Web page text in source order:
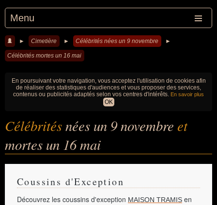
Menu
► Cimetière ► Célébrités nées un 9 novembre ►
Célébrités mortes un 16 mai
En poursuivant votre navigation, vous acceptez l'utilisation de cookies afin
de réaliser des statistiques d'audiences et vous proposer des services,
contenus ou publicités adaptés selon vos centres d'intérêts. En savoir plus
OK
Célébritésnées un 9 novembre et
mortes un 16 mai
Coussins d'Exception
Découvrez les coussins d'exception MAISON TRAMIS en